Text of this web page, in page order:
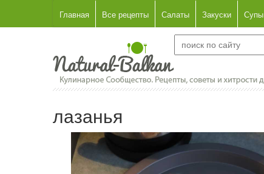
Главная Все рецепты Салаты Закуски Супы
лазанья